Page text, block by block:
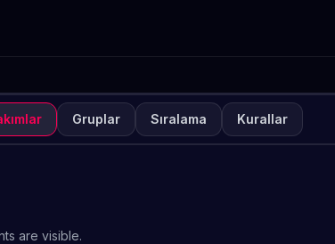
Gruplar Sıralama Kurallar
are visible.